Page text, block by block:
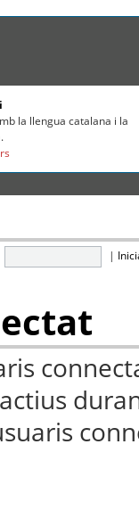
la llengua catalana i la
|